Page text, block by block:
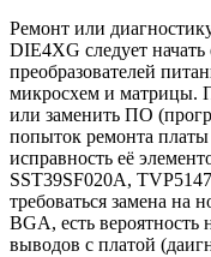
Ремонт или
DIE4XG следует
преобразователей
микросхем и матрицы.
или заменить ПО
попыток ремонта
исправность её
SST39SF020A,
требоваться замена на
BGA, есть вероятность
выводов с платой